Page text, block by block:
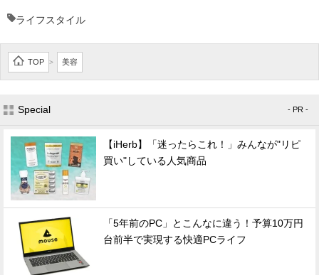
ライフスタイル
TOP > 美容
Special - PR -
【iHerb】「迷ったらこれ！」みんなが"リピ
買い"している人気商品
「5年前のPC」とこんなに違う！予算10万円
台前半で実現する快適PCライフ